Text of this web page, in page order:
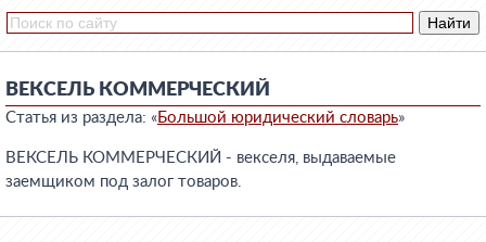
ВЕКСЕЛЬ КОММЕРЧЕСКИЙ
Статья из раздела: «Большой юридический словарь»
ВЕКСЕЛЬ КОММЕРЧЕСКИЙ - векселя, выдаваемые
заемщиком под залог товаров.